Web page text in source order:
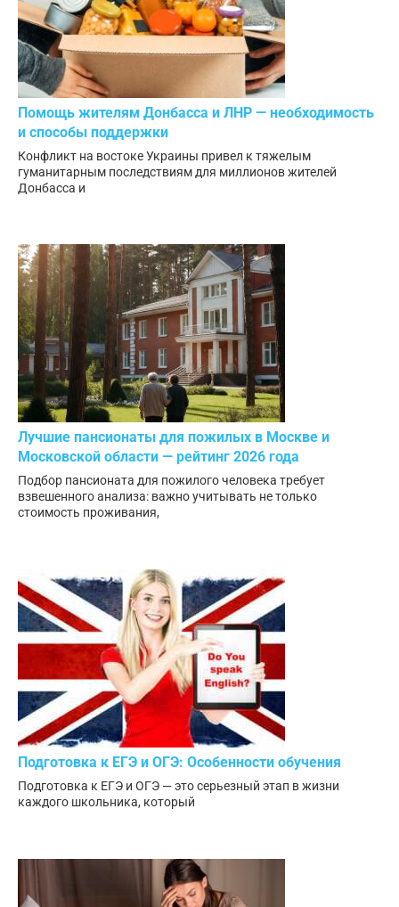
Помощь жителям Донбасса и ЛНР — необходимость
и способы поддержки
Конфликт на востоке Украины привел к тяжелым
гуманитарным последствиям для миллионов жителей
Донбасса и
Лучшие пансионаты для пожилых в Москве и
Московской области — рейтинг 2026 года
Подбор пансионата для пожилого человека требует
взвешенного анализа: важно учитывать не только
стоимость проживания,
Подготовка к ЕГЭ и ОГЭ: Особенности обучения
Подготовка к ЕГЭ и ОГЭ — это серьезный этап в жизни
каждого школьника, который